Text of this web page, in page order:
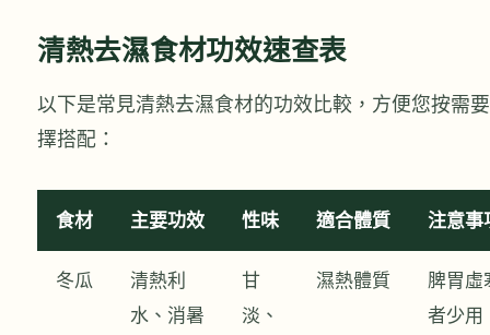
清熱去濕食材功效速查表
以下是常見清熱去濕食材的功效比較，方便您按需
擇搭配：
食材 主要功效 性味 適合體質 注意事
冬瓜
清熱利
水、消暑
甘
淡、
濕熱體質
脾胃虛
者少用